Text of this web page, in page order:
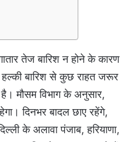
तेज बारिश न होने के कारण
हल्की बारिश से कुछ राहत जरूर
है। मौसम विभाग के अनुसार,
दिनभर बादल छाए रहेंगे,
के अलावा पंजाब, हरियाणा,